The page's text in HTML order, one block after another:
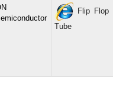
Flip Flop
Tube